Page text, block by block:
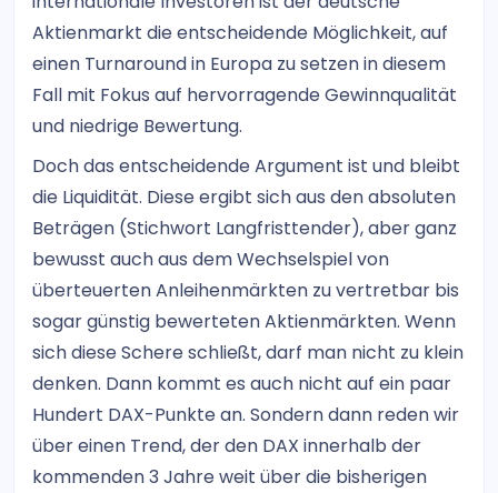
Aktienmarkt die entscheidende Möglichkeit, auf
einen Turnaround in Europa zu setzen in diesem
Fall mit Fokus auf hervorragende Gewinnqualität
und niedrige Bewertung.
Doch das entscheidende Argument ist und bleibt
die Liquidität. Diese ergibt sich aus den absoluten
Beträgen (Stichwort Langfristtender), aber ganz
bewusst auch aus dem Wechselspiel von
überteuerten Anleihenmärkten zu vertretbar bis
sogar günstig bewerteten Aktienmärkten. Wenn
sich diese Schere schließt, darf man nicht zu klein
denken. Dann kommt es auch nicht auf ein paar
Hundert DAX-Punkte an. Sondern dann reden wir
über einen Trend, der den DAX innerhalb der
kommenden 3 Jahre weit über die bisherigen